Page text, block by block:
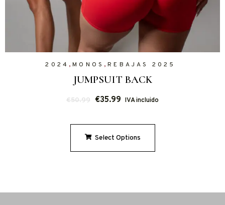
2024 ,MONOS ,REBAJAS 2025
JUMPSUIT BACK
€50.99 €35.99 IVA incluido
Select Options